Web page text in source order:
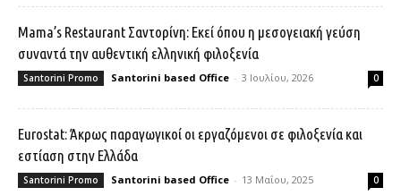
Mama’s Restaurant Σαντορίνη: Εκεί όπου η μεσογειακή γεύση
συναντά την αυθεντική ελληνική φιλοξενία
Santorini Promo Santorini based Office - 3 Ιουλίου, 2026 0
Eurostat: Άκρως παραγωγικοί οι εργαζόμενοι σε φιλοξενία και
εστίαση στην Ελλάδα
Santorini Promo Santorini based Office - 13 Μαΐου, 2025 0